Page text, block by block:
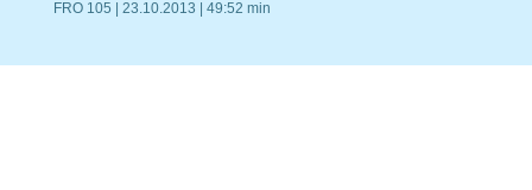
FRO 105 | 23.10.2013 | 49:52 min